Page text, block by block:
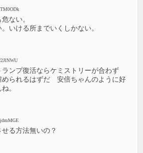
ない。
いける所までいくしかない。
ンプ復活ならケミストリーが合わず
められるはずだ 安倍ちゃんのように好
。
る方法無いの？